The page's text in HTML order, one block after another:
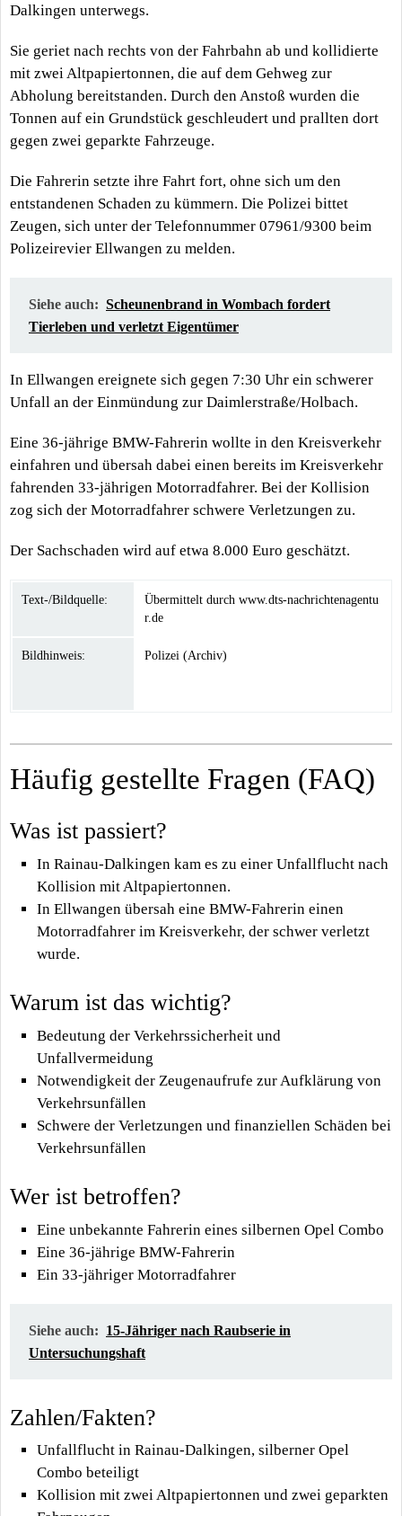
Dalkingen unterwegs.
Sie geriet nach rechts von der Fahrbahn ab und kollidierte
mit zwei Altpapiertonnen, die auf dem Gehweg zur
Abholung bereitstanden. Durch den Anstoß wurden die
Tonnen auf ein Grundstück geschleudert und prallten dort
gegen zwei geparkte Fahrzeuge.
Die Fahrerin setzte ihre Fahrt fort, ohne sich um den
entstandenen Schaden zu kümmern. Die Polizei bittet
Zeugen, sich unter der Telefonnummer 07961/9300 beim
Polizeirevier Ellwangen zu melden.
Siehe auch: Scheunenbrand in Wombach fordert
Tierleben und verletzt Eigentümer
In Ellwangen ereignete sich gegen 7:30 Uhr ein schwerer
Unfall an der Einmündung zur Daimlerstraße/Holbach.
Eine 36-jährige BMW-Fahrerin wollte in den Kreisverkehr
einfahren und übersah dabei einen bereits im Kreisverkehr
fahrenden 33-jährigen Motorradfahrer. Bei der Kollision
zog sich der Motorradfahrer schwere Verletzungen zu.
Der Sachschaden wird auf etwa 8.000 Euro geschätzt.
Text-/Bildquelle:
Übermittelt durch www.dts-nachrichtenagentu
r.de
Bildhinweis: Polizei (Archiv)
Häufig gestellte Fragen (FAQ)
Was ist passiert?
In Rainau-Dalkingen kam es zu einer Unfallflucht nach
Kollision mit Altpapiertonnen.
In Ellwangen übersah eine BMW-Fahrerin einen
Motorradfahrer im Kreisverkehr, der schwer verletzt
wurde.
Warum ist das wichtig?
Bedeutung der Verkehrssicherheit und
Unfallvermeidung
Notwendigkeit der Zeugenaufrufe zur Aufklärung von
Verkehrsunfällen
Schwere der Verletzungen und finanziellen Schäden bei
Verkehrsunfällen
Wer ist betroffen?
Eine unbekannte Fahrerin eines silbernen Opel Combo
Eine 36-jährige BMW-Fahrerin
Ein 33-jähriger Motorradfahrer
Siehe auch: 15-Jähriger nach Raubserie in
Untersuchungshaft
Zahlen/Fakten?
Unfallflucht in Rainau-Dalkingen, silberner Opel
Combo beteiligt
Kollision mit zwei Altpapiertonnen und zwei geparkten